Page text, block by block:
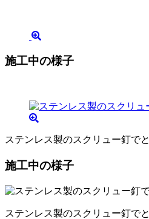
施工中の様子
ステンレス製のスクリュー釘で
施工中の様子
ステンレス製のスクリュー釘で